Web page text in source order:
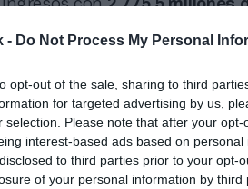
- Do Not Process My Personal
opt-out of the sale, sharing to third
for targeted advertising by us,
selection. Please note that after your
interest-based ads based on
to third parties prior to your opt-
of your personal information by third
ingresos con2.775,5 millones
el negocio de ticketing
va de año se han vendido 107
y Venue Nation está en
recintos propios y operados
en la facturación, Live
unos números rojos de